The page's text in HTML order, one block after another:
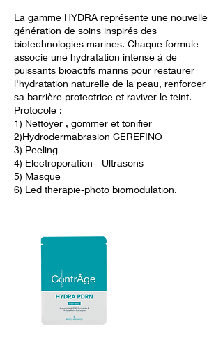
La gamme HYDRA représente une nouvelle
génération de soins inspirés des
biotechnologies marines. Chaque formule
associe une hydratation intense à de
puissants bioactifs marins pour restaurer
l'hydratation naturelle de la peau, renforcer
sa barrière protectrice et raviver le teint.
Protocole :
1) Nettoyer , gommer et tonifier
2)Hydrodermabrasion CEREFINO
3) Peeling
4) Electroporation - Ultrasons
5) Masque
6) Led therapie-photo biomodulation.